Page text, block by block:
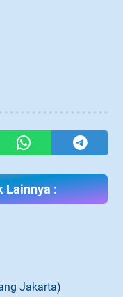
Lainnya :
Jakarta)